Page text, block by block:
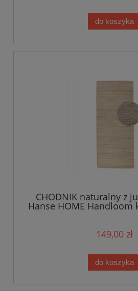
do koszyka
CHODNIK naturalny z
Hanse HOME Handloom
149,00 zł
do koszyka